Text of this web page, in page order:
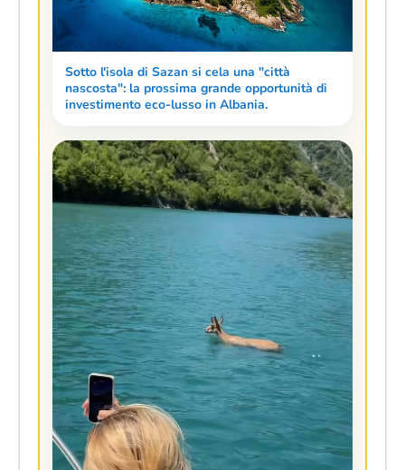
Sotto l'isola di Sazan si cela una "città
nascosta": la prossima grande opportunità di
investimento eco-lusso in Albania.